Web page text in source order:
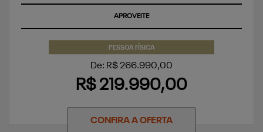
APROVEITE
PESSOA FÍSICA
De: R$ 266.990,00
R$ 219.990,00
CONFIRA A OFERTA